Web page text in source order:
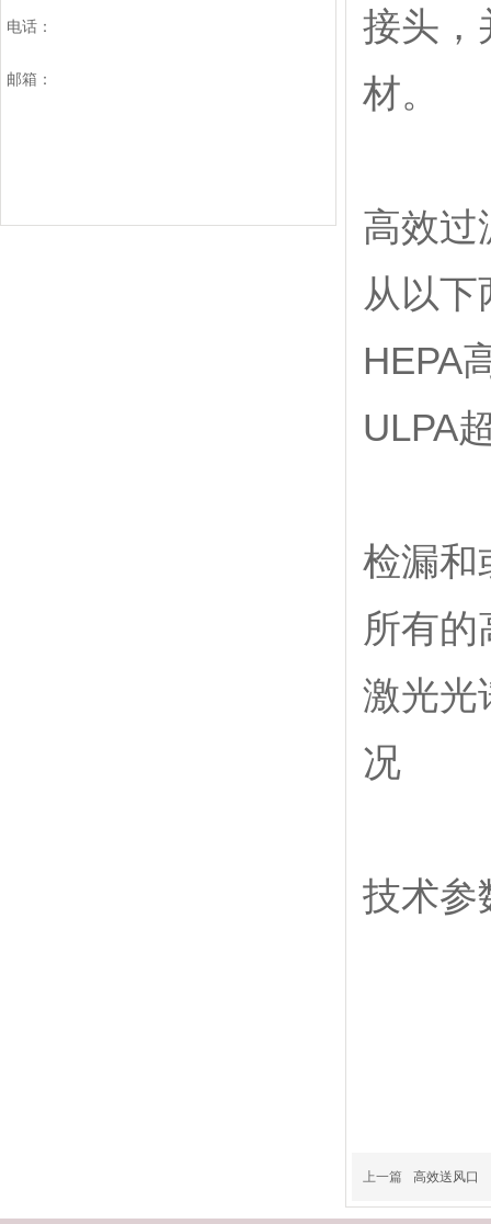
如何处理净化工程
洁净厂房净化空气的几种方法
电话：
邮箱：
接头，
材。
高效过
从以
HEPA
ULPA
检漏和
所有
激光光
况
技术
上一篇 高效送风口